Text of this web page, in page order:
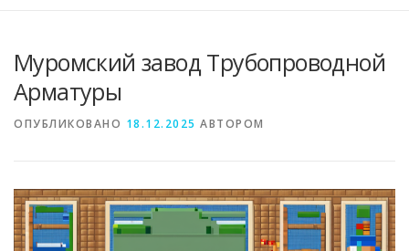
МЕТАЛЛЫ И ОКРУЖАЮЩАЯ СРЕДА
СВОЙСТВА МЕТАЛЛОВ СОРТА МЕТАЛЛОВ
Муромский завод Трубопроводной
Арматуры
ОПУБЛИКОВАНО 18.12.2025 АВТОРОМ